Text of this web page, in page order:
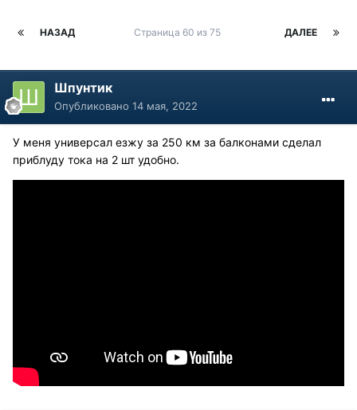
НАЗАД ДАЛЕЕ
Страница 60 из 75
Шпунтик
Опубликовано 14 мая, 2022
У меня универсал езжу за 250 км за балконами сделал
приблуду тока на 2 шт удобно.